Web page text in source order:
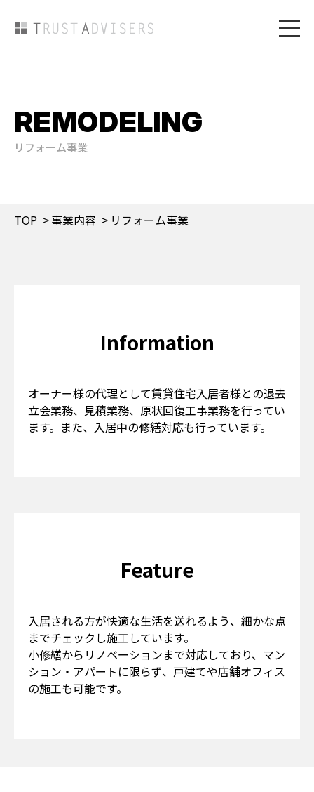
REMODELING
リフォーム事業
TOP 事業内容 リフォーム事業
Information
オーナー様の代理として賃貸住宅入居者様との退去
立会業務、見積業務、原状回復工事業務を行ってい
ます。また、入居中の修繕対応も行っています。
Feature
入居される方が快適な生活を送れるよう、細かな点
までチェックし施工しています。
小修繕からリノベーションまで対応しており、マン
ション・アパートに限らず、戸建てや店舗オフィス
の施工も可能です。